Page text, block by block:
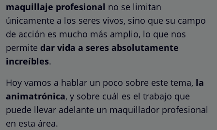
maquillaje profesional no se limitan
únicamente a los seres vivos, sino que su campo
de acción es mucho más amplio, lo que nos
permite dar vida a seres absolutamente
increíbles.
Hoy vamos a hablar un poco sobre este tema, la
animatrónica, y sobre cuál es el trabajo que
puede llevar adelante un maquillador profesional
en esta área.